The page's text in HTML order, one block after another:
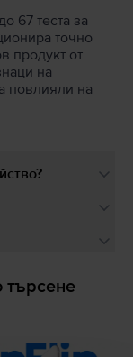
67 теста за
точно
продукт от
на
повлияли на
търсене